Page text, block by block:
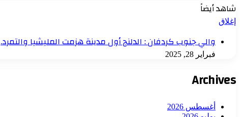
شاهد أيضاً
إغلاق
والي جنوب كردفان : الدلنج أول مدينة هزمت المليشيا والتمرد.
فبراير 28, 2025
Archives
أغسطس 2026